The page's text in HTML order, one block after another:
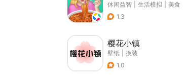
休闲益智 生活模拟
美食
1.3
樱花小镇
壁纸
换装
1.0